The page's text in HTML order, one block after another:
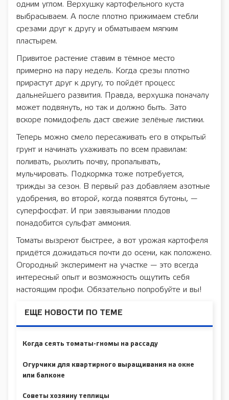
одним углом. Верхушку картофельного куста
выбрасываем. А после плотно прижимаем стебли
срезами друг к другу и обматываем мягким
пластырем.
Привитое растение ставим в тёмное место
примерно на пару недель. Когда срезы плотно
прирастут друг к другу, то пойдёт процесс
дальнейшего развития. Правда, верхушка поначалу
может подвянуть, но так и должно быть. Зато
вскоре помидофель даст свежие зелёные листики.
Теперь можно смело пересаживать его в открытый
грунт и начинать ухаживать по всем правилам:
поливать, рыхлить почву, пропалывать,
мульчировать. Подкормка тоже потребуется,
трижды за сезон. В первый раз добавляем азотные
удобрения, во второй, когда появятся бутоны, —
суперфосфат. И при завязывании плодов
понадобится сульфат аммония.
Томаты вызреют быстрее, а вот урожая картофеля
придётся дожидаться почти до осени, как положено.
Огородный эксперимент на участке — это всегда
интересный опыт и возможность ощутить себя
настоящим профи. Обязательно попробуйте и вы!
ЕЩЕ НОВОСТИ ПО ТЕМЕ
Когда сеять томаты-гномы на рассаду
Огурчики для квартирного выращивания на окне
или балконе
Советы хозяину теплицы